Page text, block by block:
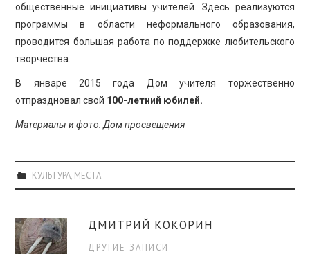
общественные инициативы учителей. Здесь реализуются
программы в области неформального образования,
проводится большая работа по поддержке любительского
творчества.
В январе 2015 года Дом учителя торжественно
отпраздновал свой 100-летний юбилей.
Материалы и фото: Дом просвещения
КУЛЬТУРА, МЕСТА
ДМИТРИЙ КОКОРИН
ДРУГИЕ ЗАПИСИ